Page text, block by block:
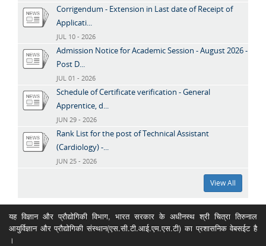
Corrigendum - Extension in Last date of Receipt of
Applicati...
JUL 10 - 2026
Admission Notice for Academic Session - August 2026 -
Post D...
JUL 01 - 2026
Schedule of Certificate verification - General
Apprentice, d...
JUN 29 - 2026
Rank List for the post of Technical Assistant
(Cardiology) -...
JUN 25 - 2026
View All
यह विज्ञान और प्रौद्योगिकी विभाग, भारत सरकार के अधीनस्थ श्री चित्रा तिरुनाल
आयुर्विज्ञान और प्रौद्योगिकी संस्थान(एस.सी.टी.आई.एम.एस.टी) का प्रशासनिक वेबसईट है
।